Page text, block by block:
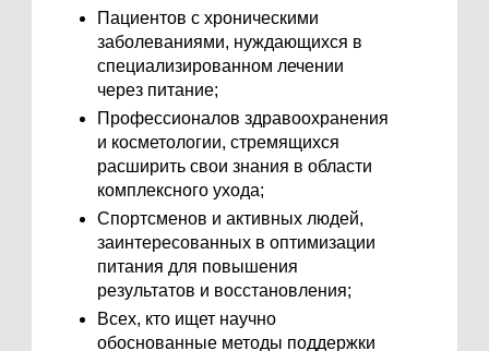
Пациентов с хроническими
заболеваниями, нуждающихся в
специализированном лечении
через питание;
Профессионалов здравоохранения
и косметологии, стремящихся
расширить свои знания в области
комплексного ухода;
Спортсменов и активных людей,
заинтересованных в оптимизации
питания для повышения
результатов и восстановления;
Всех, кто ищет научно
обоснованные методы поддержки